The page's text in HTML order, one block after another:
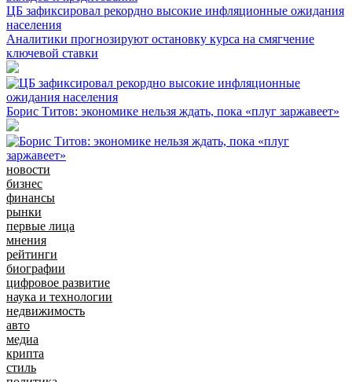
ЦБ зафиксировал рекордно высокие инфляционные ожидания
населения
Аналитики прогнозируют остановку курса на смягчение
ключевой ставки
Борис Титов: экономике нельзя ждать, пока «плуг заржавеет»
новости
бизнес
финансы
рынки
первые лица
мнения
рейтинги
биографии
цифровое развитие
наука и технологии
недвижимость
авто
медиа
крипта
стиль